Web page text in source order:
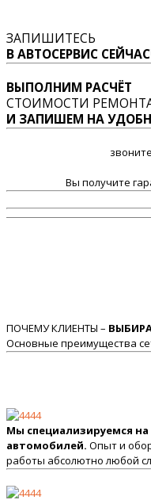
ЗАПИШИТЕСЬ
В АВТОСЕРВИС
ВЫПОЛНИМ РАСЧЁТ
СТОИМОСТИ
И ЗАПИШЕМ НА
Вы получите
ПОЧЕМУ КЛИЕНТЫ –
Основные преимущества
Мы специализируемся
автомобилей. Опыт и
работы абсолютно любой